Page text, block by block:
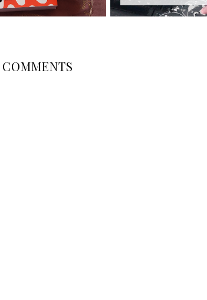
COMMENTS